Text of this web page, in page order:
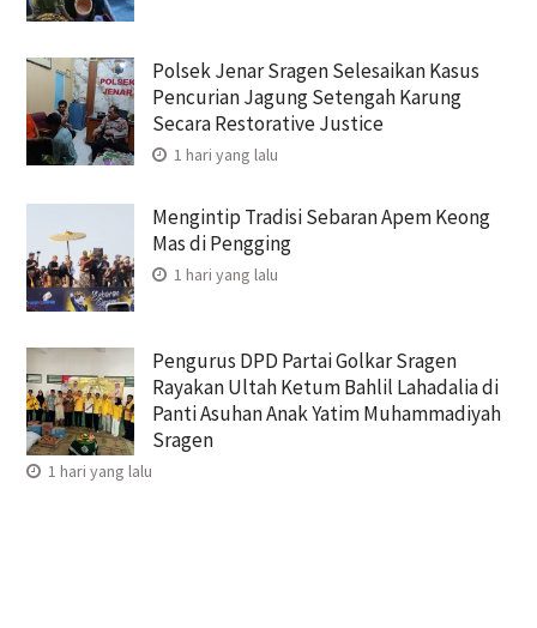
Polsek Jenar Sragen Selesaikan Kasus
Pencurian Jagung Setengah Karung
Secara Restorative Justice
1 hari yang lalu
Mengintip Tradisi Sebaran Apem Keong
Mas di Pengging
1 hari yang lalu
Pengurus DPD Partai Golkar Sragen
Rayakan Ultah Ketum Bahlil Lahadalia di
Panti Asuhan Anak Yatim Muhammadiyah
Sragen
1 hari yang lalu